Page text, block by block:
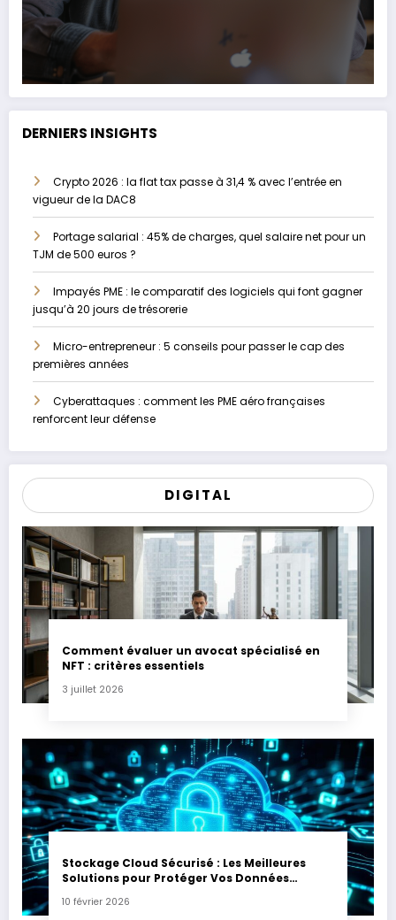
DERNIERS INSIGHTS
Crypto 2026 : la flat tax passe à 31,4 % avec l’entrée en
vigueur de la DAC8
Portage salarial : 45% de charges, quel salaire net pour un
TJM de 500 euros ?
Impayés PME : le comparatif des logiciels qui font gagner
jusqu’à 20 jours de trésorerie
Micro-entrepreneur : 5 conseils pour passer le cap des
premières années
Cyberattaques : comment les PME aéro françaises
renforcent leur défense
DIGITAL
Comment évaluer un avocat spécialisé en
NFT : critères essentiels
3 juillet 2026
Stockage Cloud Sécurisé : Les Meilleures
Solutions pour Protéger Vos Données
10 février 2026